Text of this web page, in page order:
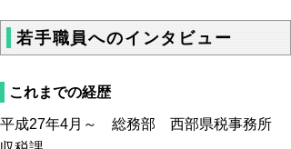
若手職員へのインタビュー
これまでの経歴
平成27年4月～ 総務部 西部県税事務所